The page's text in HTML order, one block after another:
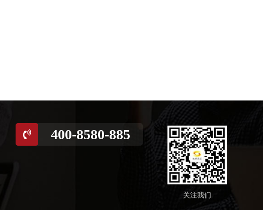
400-8580-885
关注我们